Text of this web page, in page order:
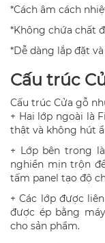
*Cách âm cách
*Không chứa chất
*Dễ dàng lắp đặt
Cấu trúc
Cấu trúc Cửa gỗ
+ Hai lớp ngoài là
thật và không hút
+ Lớp bên trong
nghiền mịn trộn
tấm panel tạo độ
+ Các lớp được
được ép bằng
cho sản phẩm.